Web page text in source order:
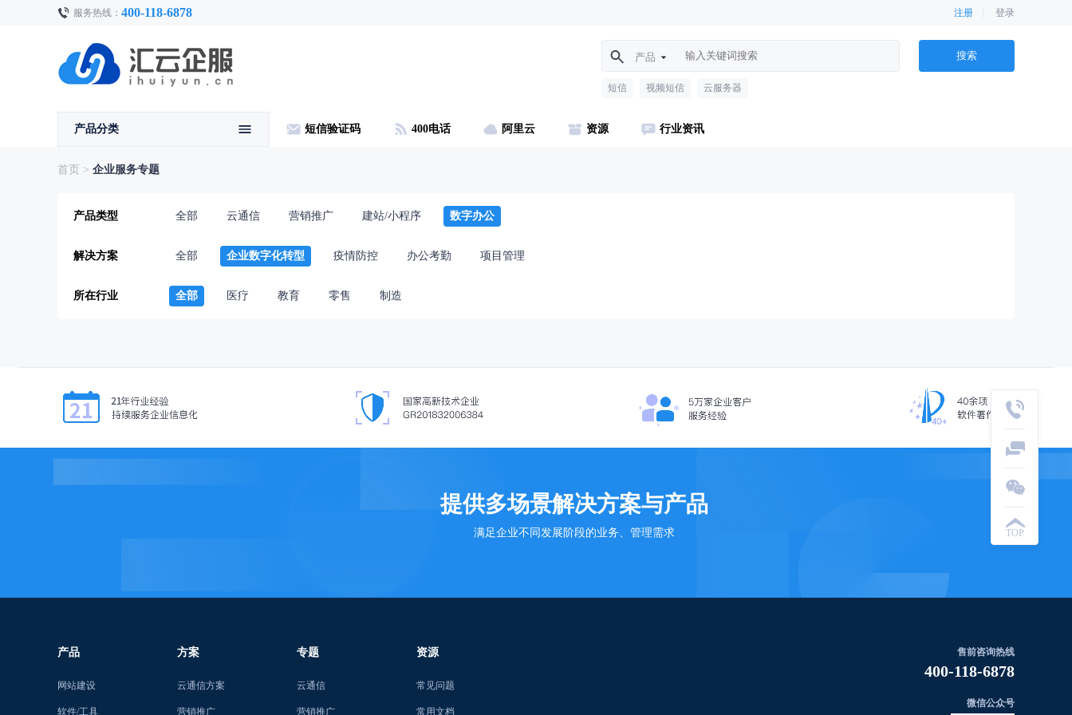
服务热线： 400-118-6878 注册 登录
产品
短信 视频短信 云服务器
产品分类 短信验证码 400电话 阿里云 资源 行业资讯
首页 > 企业服务专题
产品类型 全部 云通信 营销推广 建站/小程序 数字办公
解决方案 全部 企业数字化转型 疫情防控 办公考勤 项目管理
所在行业 全部 医疗 教育 零售 制造
提供多场景解决方案与产品
满足企业不同发展阶段的业务、管理需求
产品
网站建设
软件/工具
方案
云通信方案
营销推广
专题
云通信
营销推广
资源
常见问题
常用文档
售前咨询热线
400-118-6878
微信公众号
TOP